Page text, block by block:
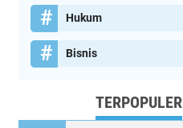
Hukum
Bisnis
TERPOPULER